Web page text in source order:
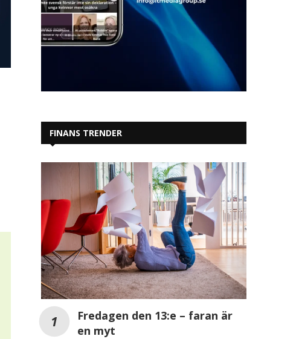
FINANS TRENDER
Fredagen den 13:e – faran är
en myt